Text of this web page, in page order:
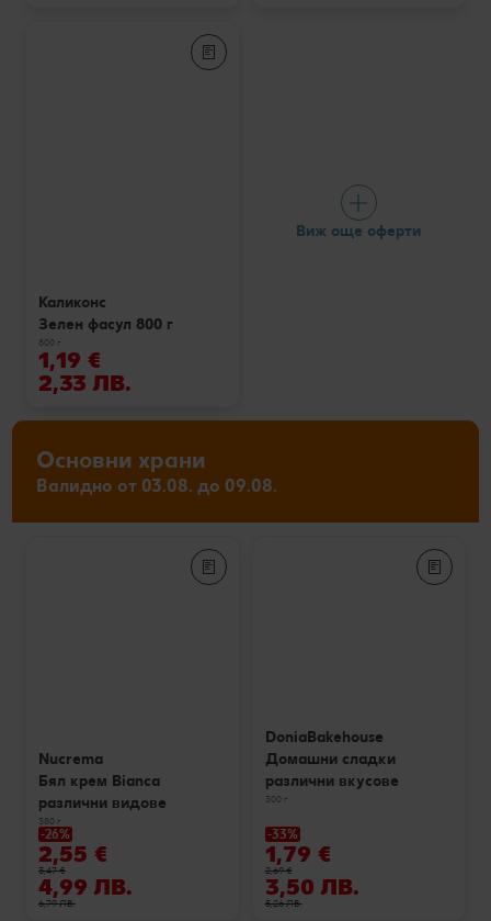
Каликонс
Зелен фасул 800 г
800 г
1,19 €
2,33 ЛВ.
Виж още оферти
Основни храни
Валидно от 03.08. до 09.08.
Nucrema
Бял крем Bianca
различни видове
380 г
-26%
2,55 €
3,47 €
4,99 ЛВ.
6,79 ЛВ.
DoniaBakehouse
Домашни сладки
различни вкусове
300 г
-33%
1,79 €
2,69 €
3,50 ЛВ.
5,26 ЛВ.